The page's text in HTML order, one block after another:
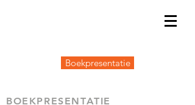
Boekpresentatie
BOEKPRESENTATIE